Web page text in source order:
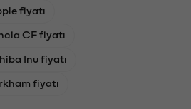
fiyatı
CF fiyatı
Inu fiyatı
fiyatı